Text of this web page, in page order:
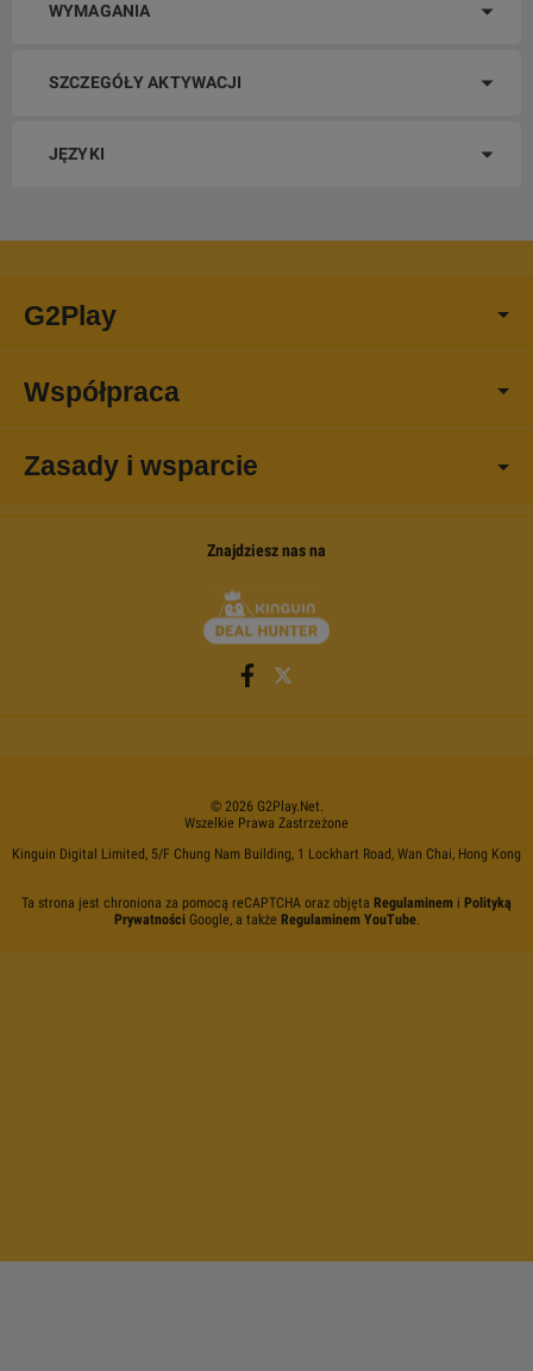
WYMAGANIA
SZCZEGÓŁY AKTYWACJI
JĘZYKI
G2Play
Współpraca
Zasady i wsparcie
Znajdziesz nas na
© 2026 G2Play.net.
Wszelkie Prawa Zastrzeżone
Kinguin Digital Limited, 5/F Chung Nam Building, 1 Lockhart Road, Wan Chai, Hong Kong
Ta strona jest chroniona za pomocą reCAPTCHA oraz objęta Regulaminem i Polityką
PrywatnościGoogle, a także Regulaminem YouTube.